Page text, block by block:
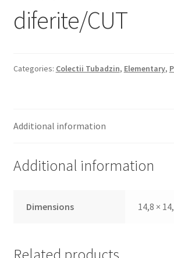
diferite/CUT
Categories: Colectii Tubadzin, Elementary,
Additional information
Additional information
Dimensions 14,8 ×